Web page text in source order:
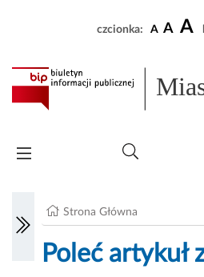
czcionka: A A A
Strona Główna
Poleć artykuł